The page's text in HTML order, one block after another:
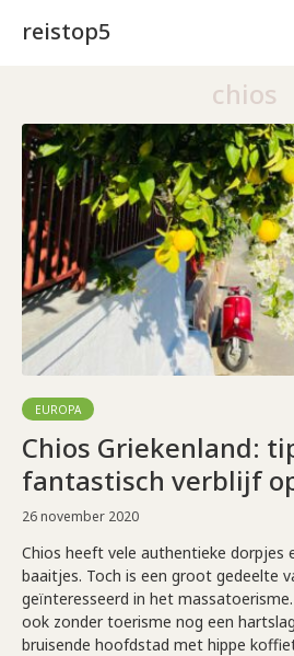
reistop5
chios
EUROPA
Chios Griekenland:
fantastisch verblijf
26 november 2020
Chios heeft vele authentieke dorpjes
baaitjes. Toch is een groot gedeelte
geïnteresseerd in het
ook zonder toerisme nog een
bruisende hoofdstad met hippe